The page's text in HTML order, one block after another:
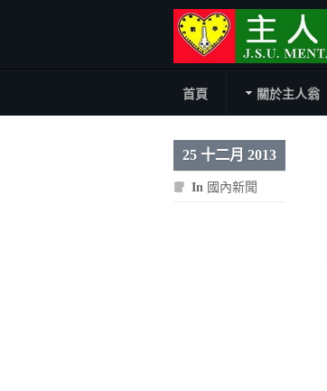
首頁 關於主人翁
25 十二月 2013
In 國內新聞